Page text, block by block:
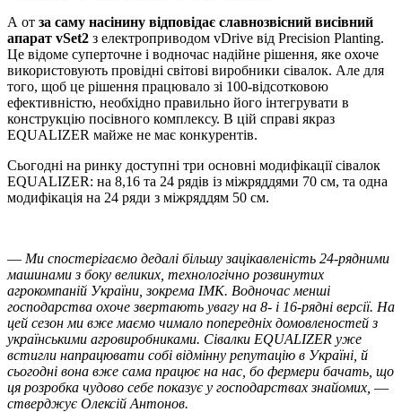
А от за саму насінину відповідає славнозвісний висівний
апарат vSet2 з електроприводом vDrive від Precision Planting.
Це відоме суперточне і водночас надійне рішення, яке охоче
використовують провідні світові виробники сівалок. Але для
того, щоб це рішення працювало зі 100-відсотковою
ефективністю, необхідно правильно його інтегрувати в
конструкцію посівного комплексу. В цій справі якраз
EQUALIZER майже не має конкурентів.
Сьогодні на ринку доступні три основні модифікації сівалок
EQUALIZER: на 8,16 та 24 рядів із міжряддями 70 см, та одна
модифікація на 24 ряди з міжряддям 50 см.
― Ми спостерігаємо дедалі більшу зацікавленість 24-рядними
машинами з боку великих, технологічно розвинутих
агрокомпаній України, зокрема ІМК. Водночас менші
господарства охоче звертають увагу на 8- і 16-рядні версії. На
цей сезон ми вже маємо чимало попередніх домовленостей з
українськими агровиробниками. Сівалки EQUALIZER уже
встигли напрацювати собі відмінну репутацію в Україні, й
сьогодні вона вже сама працює на нас, бо фермери бачать, що
ця розробка чудово себе показує у господарствах знайомих, ―
стверджує Олексій Антонов.